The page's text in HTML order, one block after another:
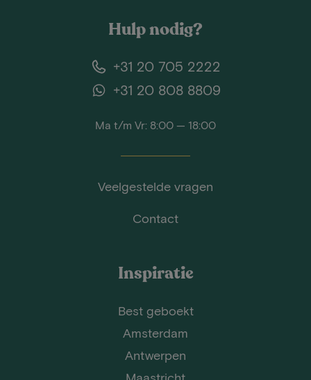
Hulp nodig?
+31 20 705 2222
+31 20 808 8809
Ma t/m Vr: 8:00 — 18:00
Veelgestelde vragen
Contact
Inspiratie
Best geboekt
Amsterdam
Antwerpen